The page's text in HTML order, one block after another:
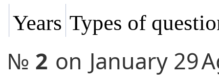
Years Types of
№ 2 on January 29